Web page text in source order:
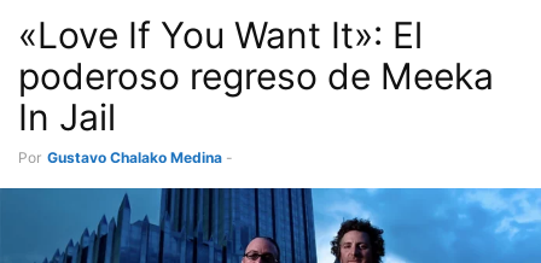
«Love If You Want It»: El
poderoso regreso de Meeka
In Jail
Por Gustavo Chalako Medina -